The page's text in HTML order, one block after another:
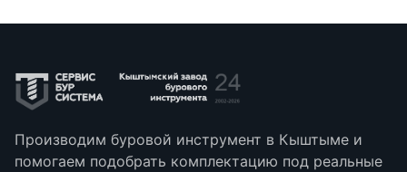
Производим буровой инструмент в Кыштыме и
помогаем подобрать комплектацию под реальные